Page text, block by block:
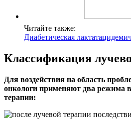
Читайте также:
Диабетическая
Классификация
Для воздействия на область
онкологи применяют два режима
терапии: